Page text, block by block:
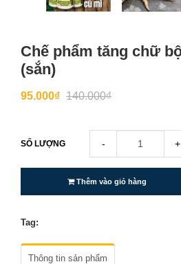
Chế phẩm tăng chữ
(sắn)
95.000₫ 140.000₫
SỐ LƯỢNG - +
Thêm vào giỏ hàng
Tag:
Thông tin sản phẩm